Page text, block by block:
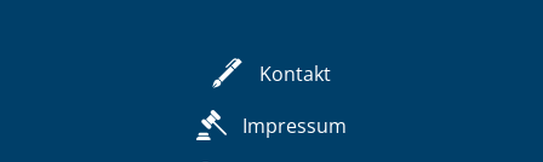
Kontakt
Impressum